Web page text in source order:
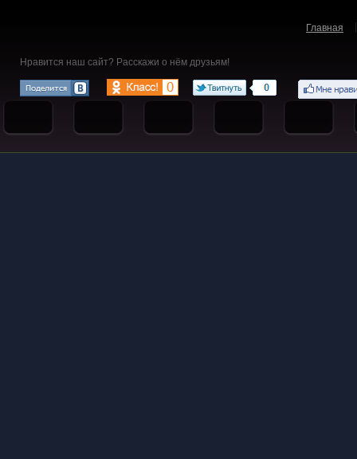
Главная
Нравится наш сайт? Расскажи о нём друзьям!